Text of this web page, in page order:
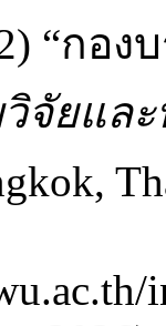
“กอ
จัยแล